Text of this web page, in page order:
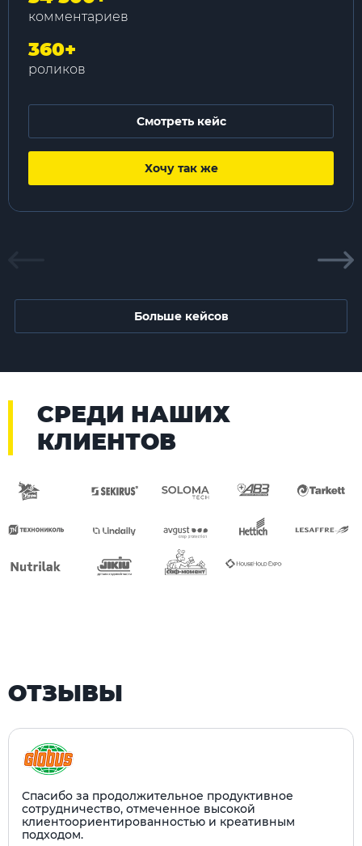
комментариев
360+
роликов
Смотреть кейс
Хочу так же
Больше кейсов
СРЕДИ НАШИХ
КЛИЕНТОВ
ОТЗЫВЫ
Спасибо за продолжительное продуктивное
сотрудничество, отмеченное высокой
клиентоориентированностью и креативным
подходом.